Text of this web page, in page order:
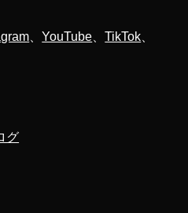
、YouTube 、TikTok
グ